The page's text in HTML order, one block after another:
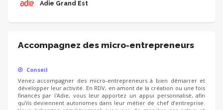
Adie Grand Est
Accompagnez des micro-entrepreneurs
Conseil
Venez accompagner des micro-entrepreneurs à bien démarrer et
développer leur activité. En RDV, en amont de la création ou une fois
financés par l'Adie, vous leur apportez un appui personnalisé, afin
qu’ils deviennent autonomes dans leur métier de chef d’entreprise.